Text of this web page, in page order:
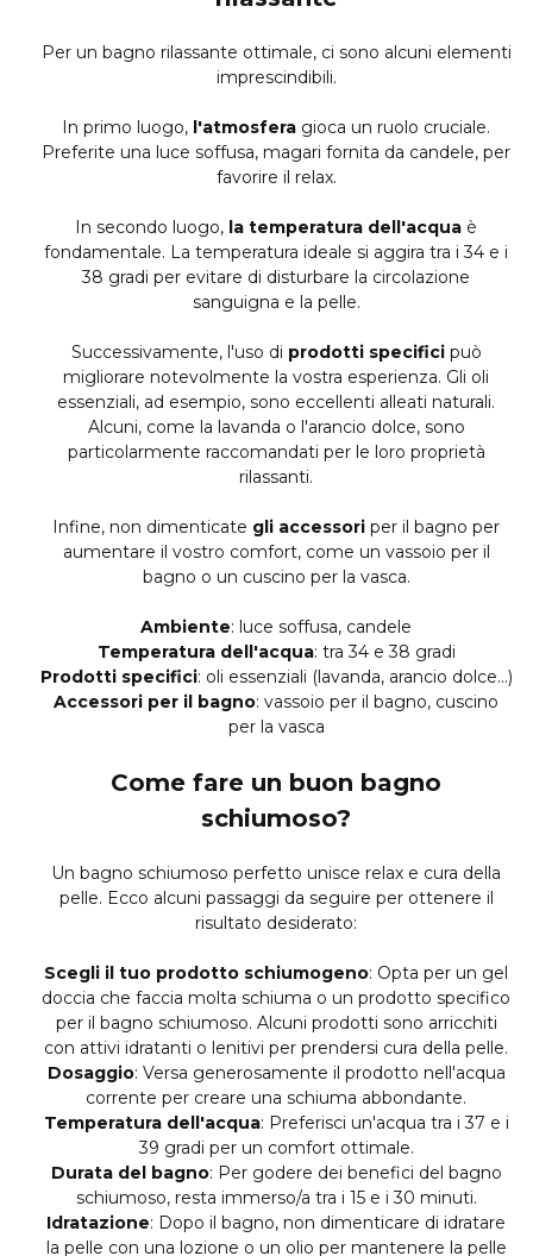
Per un bagno rilassante ottimale, ci sono alcuni elementi
imprescindibili.
In primo luogo, l'atmosfera gioca un ruolo cruciale.
Preferite una luce soffusa, magari fornita da candele, per
favorire il relax.
In secondo luogo, la temperatura dell'acqua è
fondamentale. La temperatura ideale si aggira tra i 34 e i
38 gradi per evitare di disturbare la circolazione
sanguigna e la pelle.
Successivamente, l'uso di prodotti specificipuò
migliorare notevolmente la vostra esperienza. Gli oli
essenziali, ad esempio, sono eccellenti alleati naturali.
Alcuni, come la lavanda o l'arancio dolce, sono
particolarmente raccomandati per le loro proprietà
rilassanti.
Infine, non dimenticate gli accessori per il bagno per
aumentare il vostro comfort, come un vassoio per il
bagno o un cuscino per la vasca.
Ambiente: luce soffusa, candele
Temperatura dell'acqua: tra 34 e 38 gradi
Prodotti specifici: oli essenziali (lavanda, arancio dolce...)
Accessori per il bagno: vassoio per il bagno, cuscino
per la vasca
Come fare un buon bagno
schiumoso?
Un bagno schiumoso perfetto unisce relax e cura della
pelle. Ecco alcuni passaggi da seguire per ottenere il
risultato desiderato:
Scegli il tuo prodotto schiumogeno: Opta per un gel
doccia che faccia molta schiuma o un prodotto specifico
per il bagno schiumoso. Alcuni prodotti sono arricchiti
con attivi idratanti o lenitivi per prendersi cura della pelle.
Dosaggio: Versa generosamente il prodotto nell'acqua
corrente per creare una schiuma abbondante.
Temperatura dell'acqua: Preferisci un'acqua tra i 37 e i
39 gradi per un comfort ottimale.
Durata del bagno: Per godere dei benefici del bagno
schiumoso, resta immerso/a tra i 15 e i 30 minuti.
Idratazione: Dopo il bagno, non dimenticare di idratare
la pelle con una lozione o un olio per mantenere la pelle